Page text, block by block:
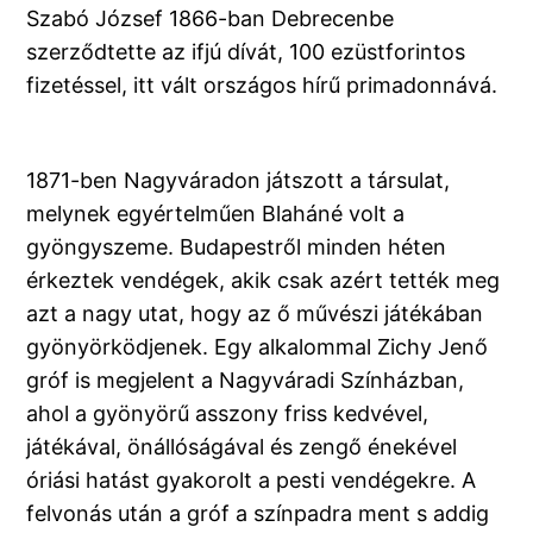
Szabó József 1866-ban Debrecenbe
szerződtette az ifjú dívát, 100 ezüstforintos
fizetéssel, itt vált országos hírű primadonnává.
1871-ben Nagyváradon játszott a társulat,
melynek egyértelműen Blaháné volt a
gyöngyszeme. Budapestről minden héten
érkeztek vendégek, akik csak azért tették meg
azt a nagy utat, hogy az ő művészi játékában
gyönyörködjenek. Egy alkalommal Zichy Jenő
gróf is megjelent a Nagyváradi Színházban,
ahol a gyönyörű asszony friss kedvével,
játékával, önállóságával és zengő énekével
óriási hatást gyakorolt a pesti vendégekre. A
felvonás után a gróf a színpadra ment s addig